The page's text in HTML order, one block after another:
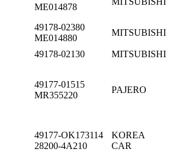
ME014878
49178-02380
ME014880
MITSUBISHI
49178-02130 MITSUBISHI
49177-01515
MR355220
PAJERO
49177-OK173114
28200-4A210
KOREA
CAR